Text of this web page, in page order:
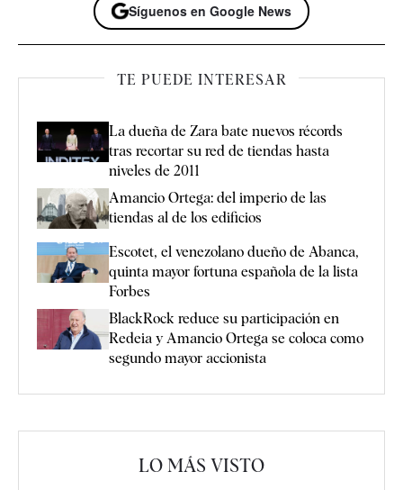
Síguenos en Google News
TE PUEDE INTERESAR
La dueña de Zara bate nuevos récords
tras recortar su red de tiendas hasta
niveles de 2011
Amancio Ortega: del imperio de las
tiendas al de los edificios
Escotet, el venezolano dueño de Abanca,
quinta mayor fortuna española de la lista
Forbes
BlackRock reduce su participación en
Redeia y Amancio Ortega se coloca como
segundo mayor accionista
LO MÁS VISTO